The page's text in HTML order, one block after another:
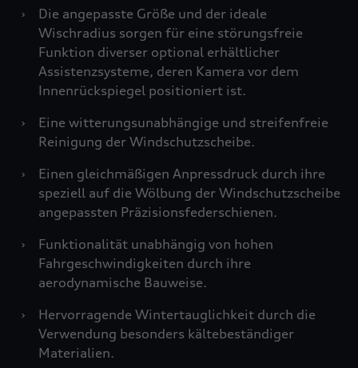
›
Die angepasste Größe und der ideale
Wischradius sorgen für eine störungsfreie
Funktion diverser optional erhältlicher
Assistenzsysteme, deren Kamera vor dem
Innenrückspiegel positioniert ist.
›
Eine witterungsunabhängige und streifenfreie
Reinigung der Windschutzscheibe.
›
Einen gleichmäßigen Anpressdruck durch ihre
speziell auf die Wölbung der Windschutzscheibe
angepassten Präzisionsfederschienen.
›
Funktionalität unabhängig von hohen
Fahrgeschwindigkeiten durch ihre
aerodynamische Bauweise.
›
Hervorragende Wintertauglichkeit durch die
Verwendung besonders kältebeständiger
Materialien.